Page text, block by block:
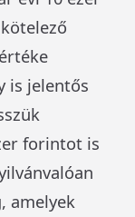
is jelentős
forintot is
amelyek